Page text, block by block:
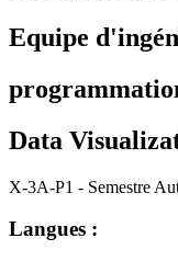
Equipe
Data
X-3A-P1 - Semestre
Langues :